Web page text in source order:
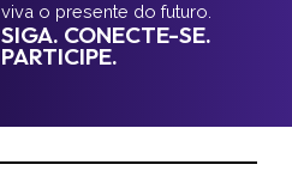
viva o presente do futuro.
SIGA. CONECTE-SE.
PARTICIPE.